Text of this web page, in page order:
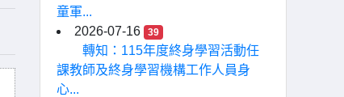
童軍...
2026-07-16
39
轉知：115年度終身學習活動任
課教師及終身學習機構工作人員身
心...